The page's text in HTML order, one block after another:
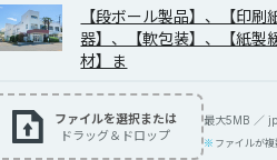
【段ボール製品】、【印刷
器】、【軟包装】、【紙製
材】ま
ファイルを選択または
ドラッグ＆ドロップ
最大5MB ／
ファイルが